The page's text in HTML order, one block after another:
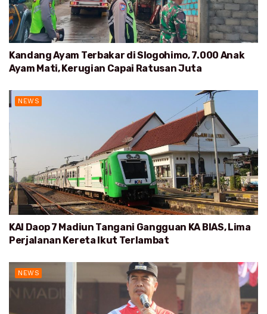
Kandang Ayam Terbakar di Slogohimo, 7.000 Anak
Ayam Mati, Kerugian Capai Ratusan Juta
NEWS
KAI Daop 7 Madiun Tangani Gangguan KA BIAS, Lima
Perjalanan Kereta Ikut Terlambat
NEWS